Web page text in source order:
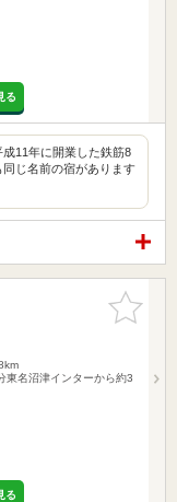
る
11年に開業した鉄筋8
じ名前の宿があります
お気に入
りに追加
東名沼津インターから約3
る